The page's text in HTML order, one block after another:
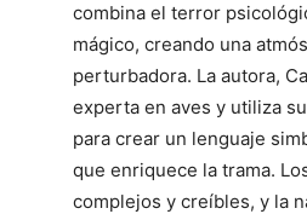
combina el terror
mágico, creando una
perturbadora. La autora,
experta en aves y utiliza
para crear un lenguaje
que enriquece la trama.
complejos y creíbles, y la